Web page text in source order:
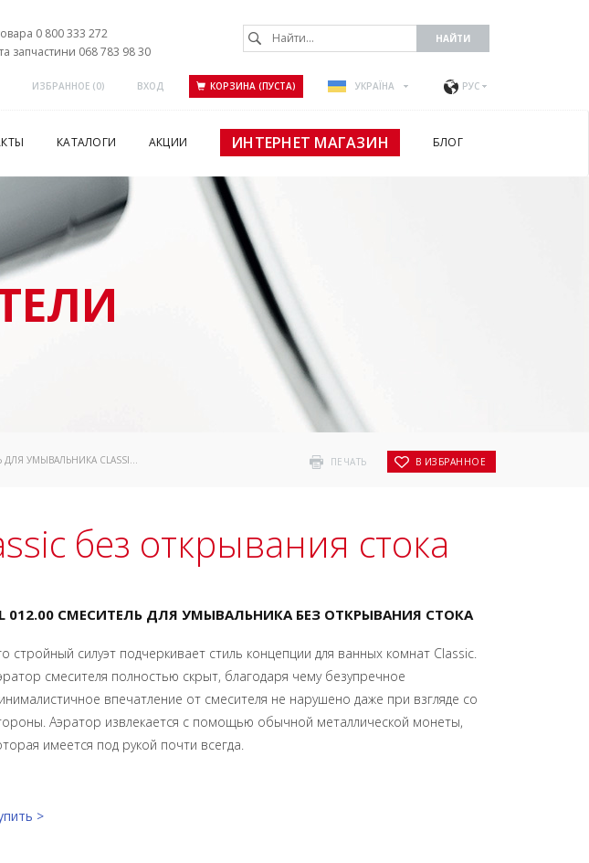
0 800 333 272
запчастини 068 783 98 30
ИЗБРАННОЕ (0) ВХОД КОРЗИНА (ПУСТА) УКРАЇНА РУС
КАТАЛОГИ АКЦИИ ИНТЕРНЕТ МАГАЗИН БЛОГ
ПЕЧАТЬ В ИЗБРАННОЕ
CLASSIC БЕЗ ОТКРЫВАНИЯ СТОКА
без открывания стока
012.00 СМЕСИТЕЛЬ ДЛЯ УМЫВАЛЬНИКА БЕЗ ОТКРЫВАНИЯ СТОКА
стройный силуэт подчеркивает стиль концепции для ванных комнат Classic.
смесителя полностью скрыт, благодаря чему безупречное
впечатление от смесителя не нарушено даже при взгляде со
Аэратор извлекается с помощью обычной металлической монеты,
имеется под рукой почти всегда.
>